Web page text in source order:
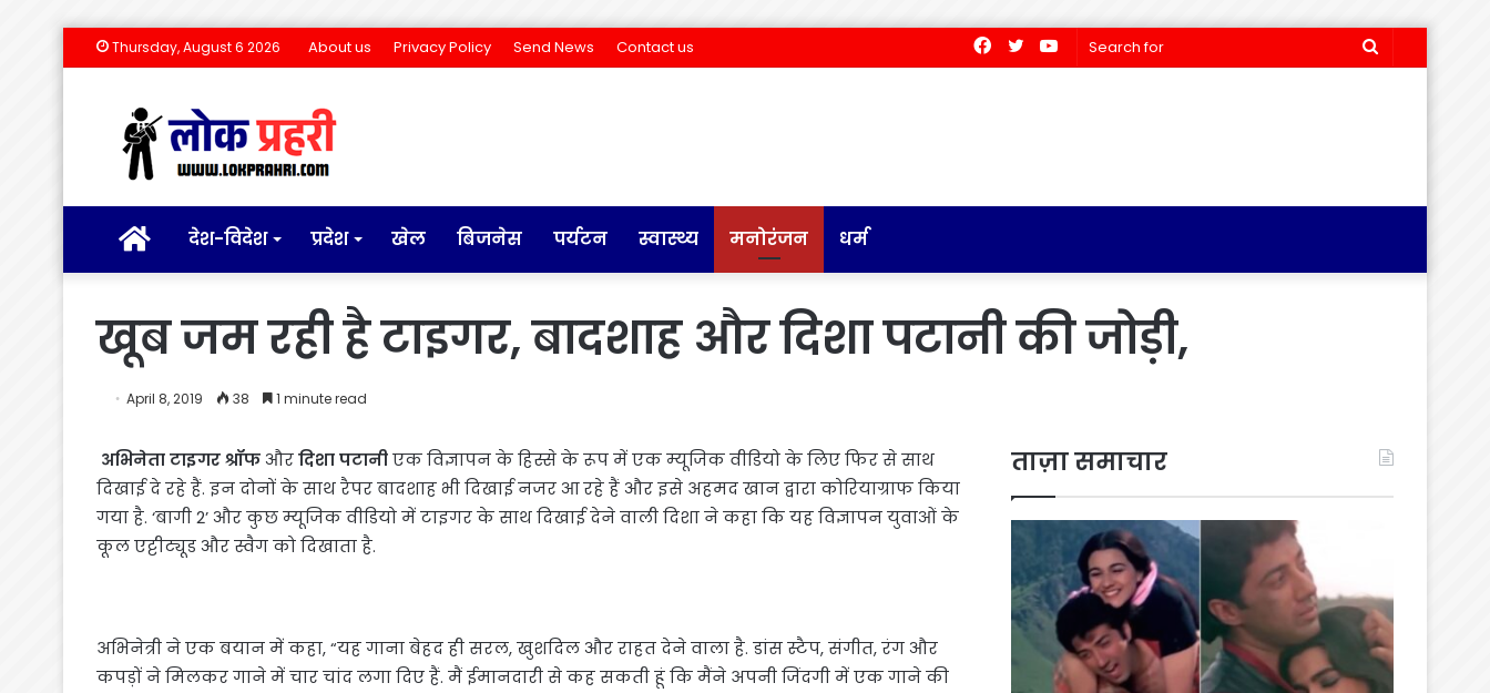
Thursday, August 6 2026 About us Privacy Policy Send News Contact us
Search
YouTube
Twitter
Facebook
होम देश-विदेश प्रदेश खेल बिजनेस पर्यटन स्वास्थ्य मनोरंजन धर्म
खूब जम रही है टाइगर, बादशाह और दिशा पटानी की जोड़ी,
April 8, 2019 38 1 minute read
अभिनेता टाइगर श्रॉफऔरदिशा पटानीएक विज्ञापन के हिस्से के रूप में एक म्यूजिक वीडियो के लिए फिर से साथ
दिखाई दे रहे हैं. इन दोनों के साथ रैपर बादशाह भी दिखाई नजर आ रहे हैं और इसे अहमद खान द्वारा कोरियाग्राफ किया
गया है. ‘बागी 2’ और कुछ म्यूजिक वीडियो में टाइगर के साथ दिखाई देने वाली दिशा ने कहा कि यह विज्ञापन युवाओं के
कूल एट्टीट्यूड और स्वैग को दिखाता है.
अभिनेत्री ने एक बयान में कहा, “यह गाना बेहद ही सरल, खुशदिल और राहत देने वाला है. डांस स्टैप, संगीत, रंग और
कपड़ों ने मिलकर गाने में चार चांद लगा दिए हैं. मैं ईमानदारी से कह सकती हूं कि मैंने अपनी जिंदगी में एक गाने की
ताज़ा समाचार